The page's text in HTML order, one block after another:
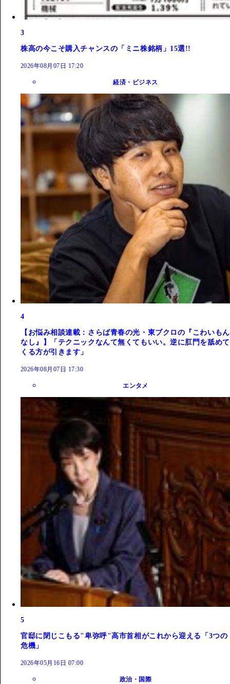
3
株高の今こそ購入チャンスの「ミニ株銘柄」15選!!
2026年08月07日 17:20
経済・ビジネス
4
【お悩み相談連載：さらば青春の光・東ブクロの『こわいもん
なし』】「テクニックなんて無くてもいい。逆に肛門を舐めて
くる方が引きます」
2026年08月07日 17:30
エンタメ
5
官邸に閉じこもる"卑弥呼"高市首相がこれから迎える「3つの
危機」
2026年05月16日 07:00
政治・国際